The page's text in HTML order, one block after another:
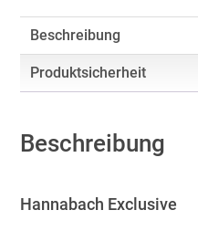
Beschreibung
Produktsicherheit
Beschreibung
Hannabach Exclusive